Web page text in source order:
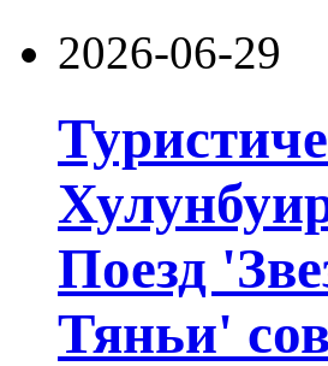
2026-06-29
Поезд
Тяньи'